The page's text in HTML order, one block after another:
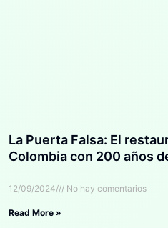
La Puerta Falsa: El
Colombia con 200 años
12/09/2024 No hay comentarios
Read More »